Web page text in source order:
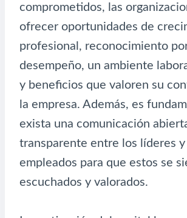
comprometidos, las
ofrecer oportunidades de
profesional, reconocimiento
desempeño, un ambiente
y beneficios que valoren su
la empresa. Además, es
exista una comunicación
transparente entre los líderes y
empleados para que estos se
escuchados y valorados.